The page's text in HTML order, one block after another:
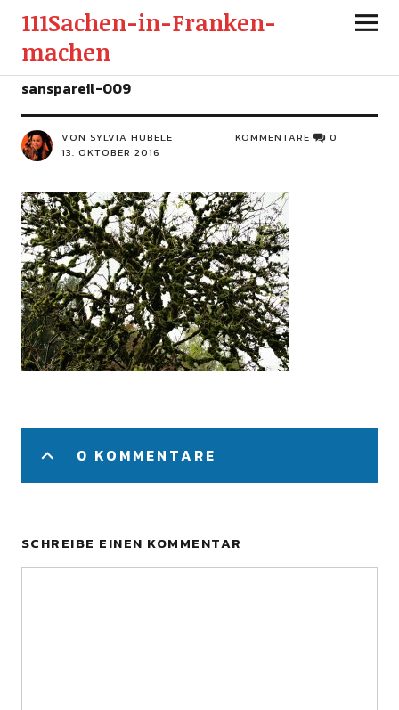
111Sachen-in-Franken-
machen
sanspareil-009
VON SYLVIA HUBELE
13. OKTOBER 2016
KOMMENTARE 0
0 KOMMENTARE
SCHREIBE EINEN KOMMENTAR